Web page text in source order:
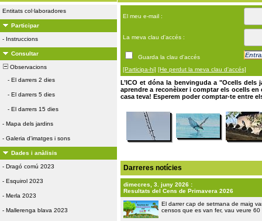
Entitats col·laboradores
Participar
- Instruccions
Consultar
Observacions
- El darrers 2 dies
- El darrers 5 dies
- El darrers 15 dies
- Mapa dels jardins
- Galeria d'imatges i sons
Dades i anàlisis
- Dragó comú 2023
- Esquirol 2023
- Merla 2023
- Mallerenga blava 2023
El meu e-mail :
La meva clau d'accés :
Guarda la clau d'accés
[Participa-hi] [He perdut la meva clau d'accés]
L’ICO et dóna la benvinguda a "Ocells
aprendre a reconèixer i comptar els ocells
casa teva! Esperem poder comptar-te entre
Darreres notícies
dimecres, 3. juny 2026 :
Resultats del Cens de Primavera 2026
El darrer cap de setmana de maig
censos que es van fer, vau veure